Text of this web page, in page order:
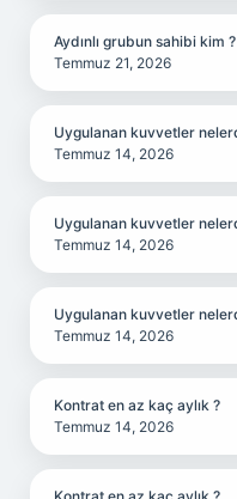
Aydınlı grubun sahibi kim ?
Temmuz 21, 2026
Uygulanan kuvvetler
Temmuz 14, 2026
Uygulanan kuvvetler
Temmuz 14, 2026
Uygulanan kuvvetler
Temmuz 14, 2026
Kontrat en az kaç aylık ?
Temmuz 14, 2026